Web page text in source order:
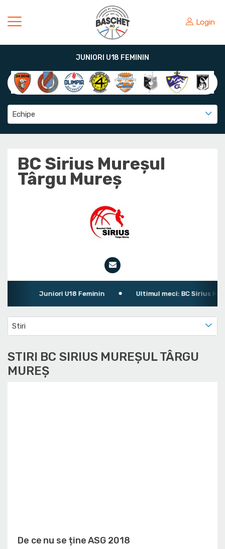
Login
JUNIORI U18 FEMININ
Echipe
BC Sirius Mureșul
Târgu Mureș
Juniori U18 Feminin Ultimul meci: BC Sirius Mureșul
Stiri
STIRI BC SIRIUS MUREȘUL TÂRGU
MUREȘ
De ce nu se ține ASG 2018